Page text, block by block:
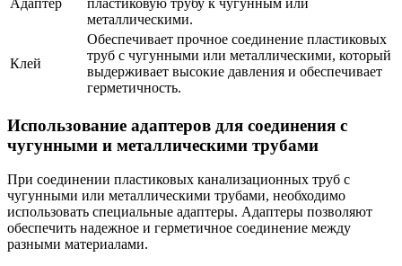
металлическими.
Клей
Обеспечивает прочное соединение пластиковых
труб с чугунными или металлическими, который
выдерживает высокие давления и обеспечивает
герметичность.
Использование адаптеров для соединения с
чугунными и металлическими трубами
При соединении пластиковых канализационных труб с
чугунными или металлическими трубами, необходимо
использовать специальные адаптеры. Адаптеры позволяют
обеспечить надежное и герметичное соединение между
разными материалами.